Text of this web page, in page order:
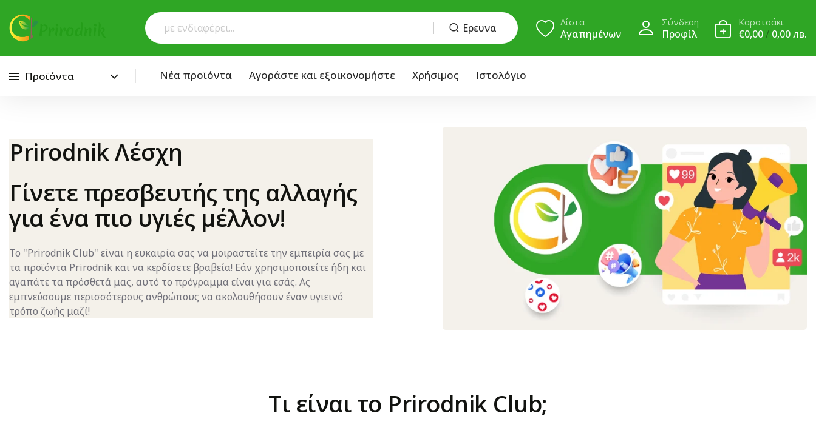
Ερευνα Λίστα
Αγαπημένων
Σύνδεση
Προφίλ
Καροτσάκι
€0,00/ 0,00 лв.
Προϊόντα Νέα προϊόντα Αγοράστε και εξοικονομήστε Χρήσιμος Ιστολόγιο
PrirodnikΛέσχη
Γίνετε πρεσβευτής της αλλαγής
για ένα πιο υγιές μέλλον!
Το "Prirodnik Club" είναι η ευκαιρία σας να μοιραστείτε την εμπειρία σας με
τα προϊόντα Prirodnik και να κερδίσετε βραβεία! Εάν χρησιμοποιείτε ήδη και
αγαπάτε τα πρόσθετά μας, αυτό το πρόγραμμα είναι για εσάς. Ας
εμπνεύσουμε περισσότερους ανθρώπους να ακολουθήσουν έναν υγιεινό
τρόπο ζωής μαζί!
Τι είναι το Prirodnik Club;